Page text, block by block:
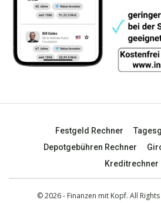
Festgeld Rechner
Depotgebühren Rechner
Kreditrechner
© 2026 - Finanzen mit Kopf. All